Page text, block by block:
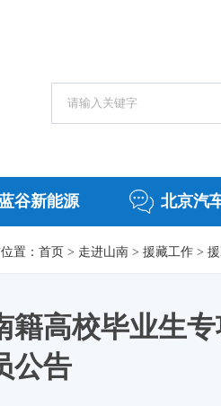
谷新能源 北京汽
置： 首页 > 走进山南 > 援藏工作 >
高校毕业生
公告